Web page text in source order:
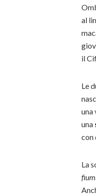
al
il
Le
una
una
con
La